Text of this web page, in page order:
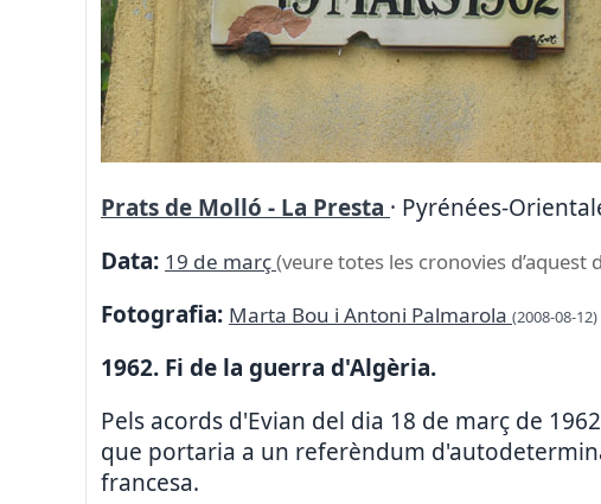
Prats de Molló - La Presta · Pyrénées-
Data: 19 de març(veure totes les cronovies d’aquest
Fotografia: Marta Bou i Antoni Palmarola (2008-08-12)
1962. Fi de la guerra d'Algèria.
Pels acords d'Evian del dia 18 de març de
que portaria a un referèndum
francesa.